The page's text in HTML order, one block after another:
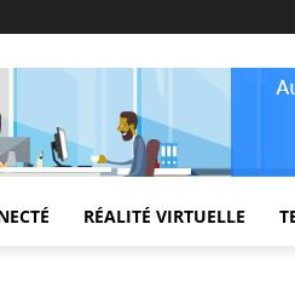
RÉALITÉ VIRTUELLE